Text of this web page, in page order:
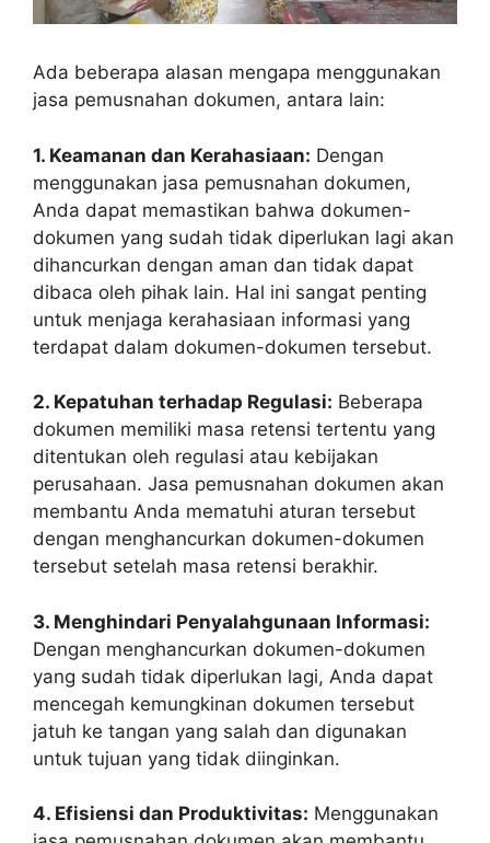
Ada beberapa alasan mengapa menggunakan
jasa pemusnahan dokumen, antara lain:
1. Keamanan dan Kerahasiaan: Dengan
menggunakan jasa pemusnahan dokumen,
Anda dapat memastikan bahwa dokumen-
dokumen yang sudah tidak diperlukan lagi akan
dihancurkan dengan aman dan tidak dapat
dibaca oleh pihak lain. Hal ini sangat penting
untuk menjaga kerahasiaan informasi yang
terdapat dalam dokumen-dokumen tersebut.
2. Kepatuhan terhadap Regulasi: Beberapa
dokumen memiliki masa retensi tertentu yang
ditentukan oleh regulasi atau kebijakan
perusahaan. Jasa pemusnahan dokumen akan
membantu Anda mematuhi aturan tersebut
dengan menghancurkan dokumen-dokumen
tersebut setelah masa retensi berakhir.
3. Menghindari Penyalahgunaan Informasi:
Dengan menghancurkan dokumen-dokumen
yang sudah tidak diperlukan lagi, Anda dapat
mencegah kemungkinan dokumen tersebut
jatuh ke tangan yang salah dan digunakan
untuk tujuan yang tidak diinginkan.
4. Efisiensi dan Produktivitas: Menggunakan